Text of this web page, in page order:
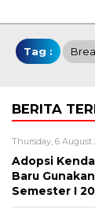
Tag :
BERITA
Thursday, 6 August
Adopsi
Baru
Semester I